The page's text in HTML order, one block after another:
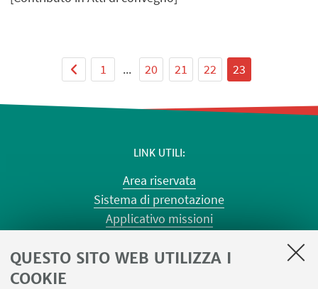
QUESTO SITO WEB UTILIZZA I
COOKIE
1 ... 20 21 22 23
LINK UTILI
Area riservata
Sistema di prenotazione
Applicativo missioni
Planner aule Terracini